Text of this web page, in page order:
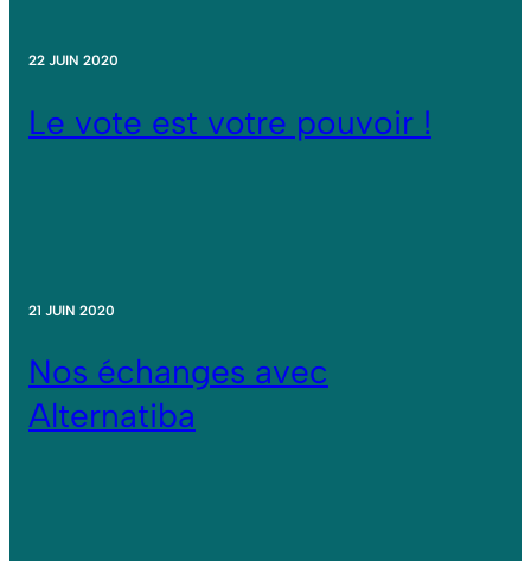
22 JUIN 2020
Le vote est votre pouvoir !
21 JUIN 2020
Nos échanges avec
Alternatiba